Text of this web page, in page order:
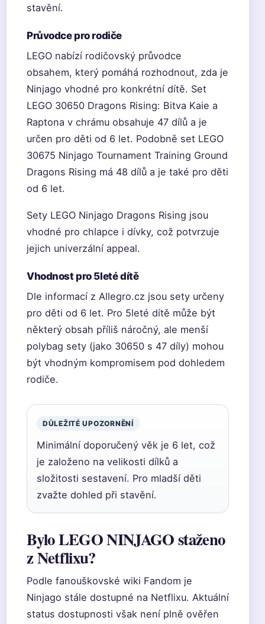
stavění.
Průvodce pro rodiče
LEGO nabízí rodičovský průvodce
obsahem, který pomáhá rozhodnout, zda je
Ninjago vhodné pro konkrétní dítě. Set
LEGO 30650 Dragons Rising: Bitva Kaie a
Raptona v chrámu obsahuje 47 dílů a je
určen pro děti od 6 let. Podobně set LEGO
30675 Ninjago Tournament Training Ground
Dragons Rising má 48 dílů a je také pro děti
od 6 let.
Sety LEGO Ninjago Dragons Rising jsou
vhodné pro chlapce i dívky, což potvrzuje
jejich univerzální appeal.
Vhodnost pro 5leté dítě
Dle informací z Allegro.cz jsou sety určeny
pro děti od 6 let. Pro 5leté dítě může být
některý obsah příliš náročný, ale menší
polybag sety (jako 30650 s 47 díly) mohou
být vhodným kompromisem pod dohledem
rodiče.
DŮLEŽITÉ UPOZORNĚNÍ
Minimální doporučený věk je 6 let, což
je založeno na velikosti dílků a
složitosti sestavení. Pro mladší děti
zvažte dohled při stavění.
Bylo LEGO NINJAGO staženo
z Netflixu?
Podle fanouškovské wiki Fandom je
Ninjago stále dostupné na Netflixu. Aktuální
status dostupnosti však není plně ověřen